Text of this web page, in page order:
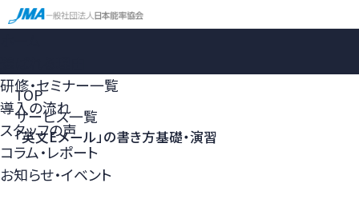
研修・セミナー一覧
導入の流れ
スタッフの声
コラム・レポート
お知らせ・イベント
TOP
サービス一覧
「英文Eメール」の書き方基礎・演習